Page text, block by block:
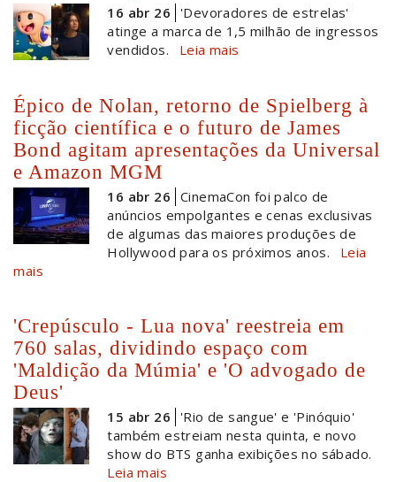
16 abr 26
'Devoradores de estrelas'
atinge a marca de 1,5 milhão de ingressos
vendidos.
Leia mais
Épico de Nolan, retorno de Spielberg à
ficção científica e o futuro de James
Bond agitam apresentações da Universal
e Amazon MGM
16 abr 26 CinemaCon foi palco de
anúncios empolgantes e cenas exclusivas
de algumas das maiores produções de
Hollywood para os próximos anos.
Leia
mais
'Crepúsculo - Lua nova' reestreia em
760 salas, dividindo espaço com
'Maldição da Múmia' e 'O advogado de
Deus'
15 abr 26
'Rio de sangue' e 'Pinóquio'
também estreiam nesta quinta, e novo
show do BTS ganha exibições no sábado.
Leia mais